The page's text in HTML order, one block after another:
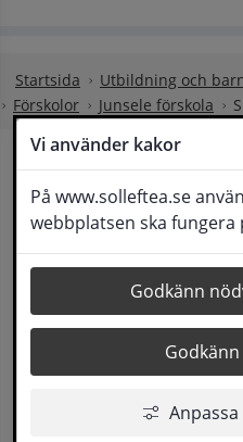
Vi använder kakor
På www.solleftea.se
webbplatsen ska
Godkänn
Startsida
Utbildning och
Förskolor
Junsele förskola
Specialkost
Specialkost av medicinska
Bifoga ett intyg från
Intyget ska vara inlämnat
senast 1 månad efter
justeras eller om det